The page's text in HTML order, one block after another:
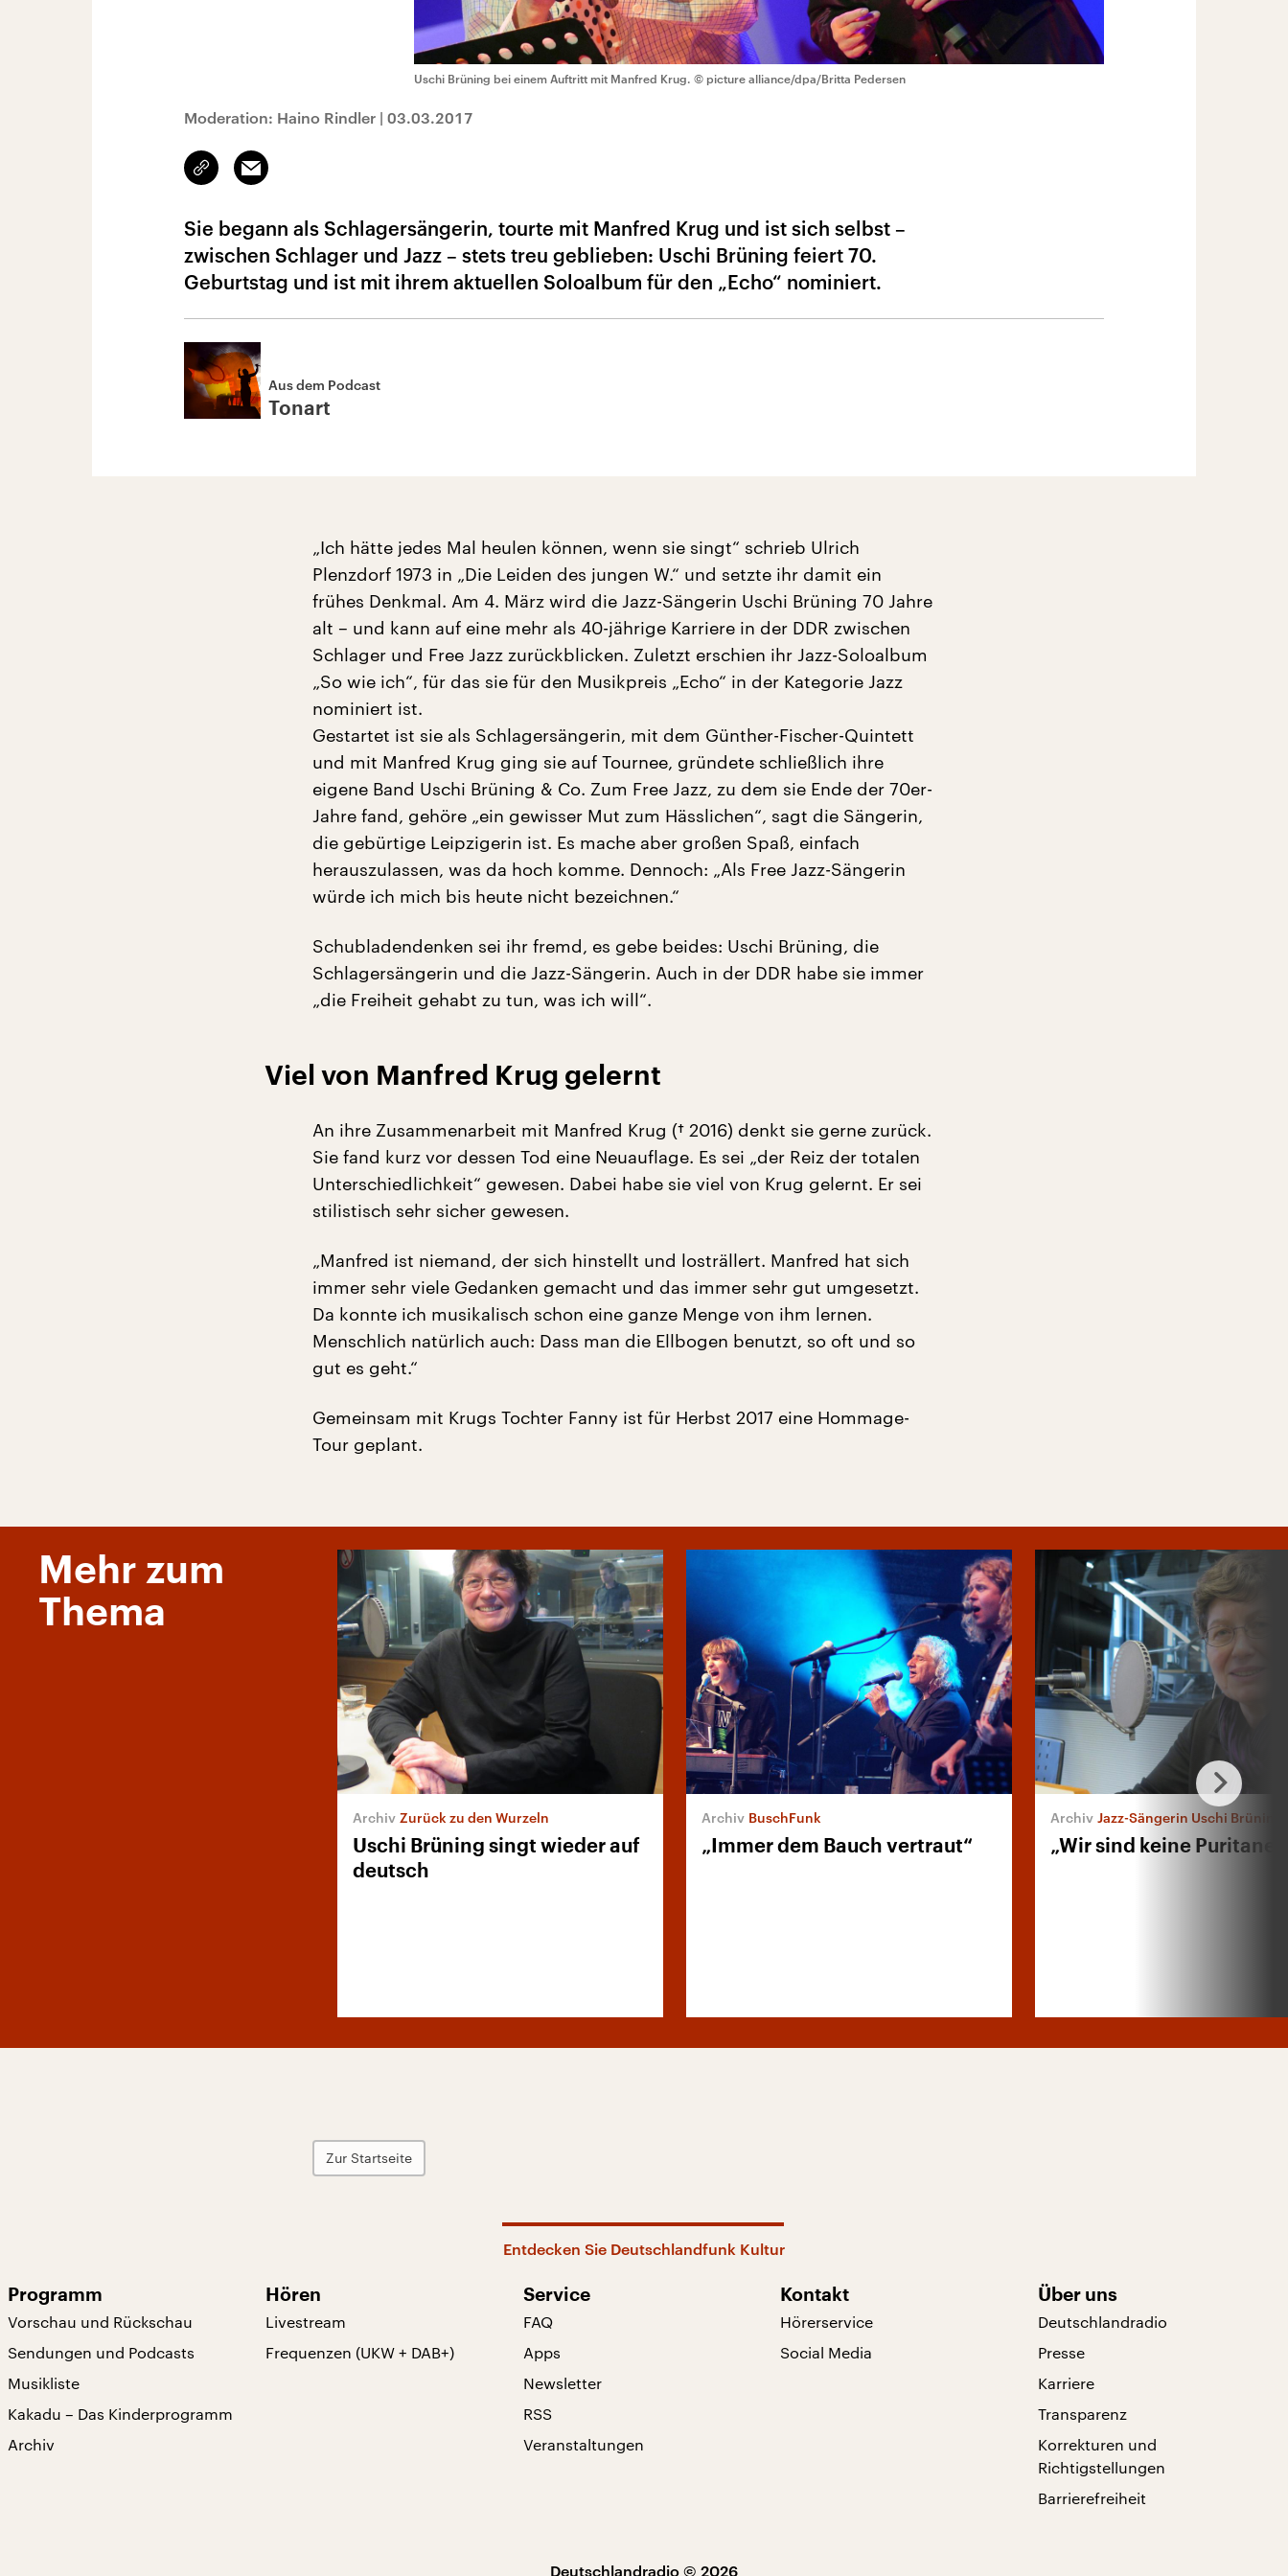
Uschi Brüning bei einem Auftritt mit Manfred Krug. © picture alliance/dpa/Britta Pedersen
Moderation: Haino Rindler | 03.03.2017
Link
kopieren/teilen
Email
Sie begann als Schlagersängerin, tourte mit Manfred Krug und ist sich selbst –
zwischen Schlager und Jazz – stets treu geblieben: Uschi Brüning feiert 70.
Geburtstag und ist mit ihrem aktuellen Soloalbum für den „Echo“ nominiert.
Aus dem Podcast
Tonart
„Ich hätte jedes Mal heulen können, wenn sie singt“ schrieb Ulrich
Plenzdorf 1973 in „Die Leiden des jungen W.“ und setzte ihr damit ein
frühes Denkmal. Am 4. März wird die Jazz-Sängerin Uschi Brüning 70 Jahre
alt – und kann auf eine mehr als 40-jährige Karriere in der DDR zwischen
Schlager und Free Jazz zurückblicken. Zuletzt erschien ihr Jazz-Soloalbum
„So wie ich“, für das sie für den Musikpreis „Echo“ in der Kategorie Jazz
nominiert ist.
Gestartet ist sie als Schlagersängerin, mit dem Günther-Fischer-Quintett
und mit Manfred Krug ging sie auf Tournee, gründete schließlich ihre
eigene Band Uschi Brüning & Co. Zum Free Jazz, zu dem sie Ende der 70er-
Jahre fand, gehöre „ein gewisser Mut zum Hässlichen“, sagt die Sängerin,
die gebürtige Leipzigerin ist. Es mache aber großen Spaß, einfach
herauszulassen, was da hoch komme. Dennoch: „Als Free Jazz-Sängerin
würde ich mich bis heute nicht bezeichnen.“
Schubladendenken sei ihr fremd, es gebe beides: Uschi Brüning, die
Schlagersängerin und die Jazz-Sängerin. Auch in der DDR habe sie immer
„die Freiheit gehabt zu tun, was ich will“.
Viel von Manfred Krug gelernt
An ihre Zusammenarbeit mit Manfred Krug († 2016) denkt sie gerne zurück.
Sie fand kurz vor dessen Tod eine Neuauflage. Es sei „der Reiz der totalen
Unterschiedlichkeit“ gewesen. Dabei habe sie viel von Krug gelernt. Er sei
stilistisch sehr sicher gewesen.
„Manfred ist niemand, der sich hinstellt und losträllert. Manfred hat sich
immer sehr viele Gedanken gemacht und das immer sehr gut umgesetzt.
Da konnte ich musikalisch schon eine ganze Menge von ihm lernen.
Menschlich natürlich auch: Dass man die Ellbogen benutzt, so oft und so
gut es geht.“
Gemeinsam mit Krugs Tochter Fanny ist für Herbst 2017 eine Hommage-
Tour geplant.
Mehr zum
Thema
Zurück zu den Wurzeln
Uschi Brüning singt wieder auf
deutsch
BuschFunk
„Immer dem Bauch vertraut“
Jazz-Sängerin Uschi Brüning
„Wir sind keine
Zur Startseite
Entdecken Sie Deutschlandfunk Kultur
Programm
Vorschau und Rückschau
Sendungen und Podcasts
Musikliste
Kakadu – Das Kinderprogramm
Archiv
Hören
Livestream
Frequenzen (UKW + DAB+)
Service
FAQ
Apps
Newsletter
RSS
Veranstaltungen
Kontakt
Hörerservice
Social Media
Über uns
Deutschlandradio
Presse
Karriere
Transparenz
Korrekturen und
Richtigstellungen
Barrierefreiheit
Deutschlandradio © 2026